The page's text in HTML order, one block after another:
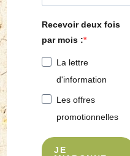
Recevoir deux fois
par mois :
La lettre
d'information
Les offres
promotionnelles
JE